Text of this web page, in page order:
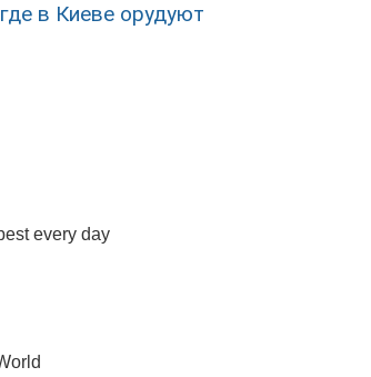
где в Киеве орудуют